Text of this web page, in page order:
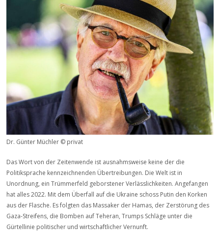
Dr. Günter Müchler © privat
Das Wort von der Zeitenwende ist ausnahmsweise keine der die
Politiksprache kennzeichnenden Übertreibungen. Die Welt ist in
Unordnung, ein Trümmerfeld geborstener Verlässlichkeiten. Angefangen
hat alles 2022. Mit dem Überfall auf die Ukraine schoss Putin den Korken
aus der Flasche. Es folgten das Massaker der Hamas, der Zerstörung des
Gaza-Streifens, die Bomben auf Teheran, Trumps Schläge unter die
Gürtellinie politischer und wirtschaftlicher Vernunft.